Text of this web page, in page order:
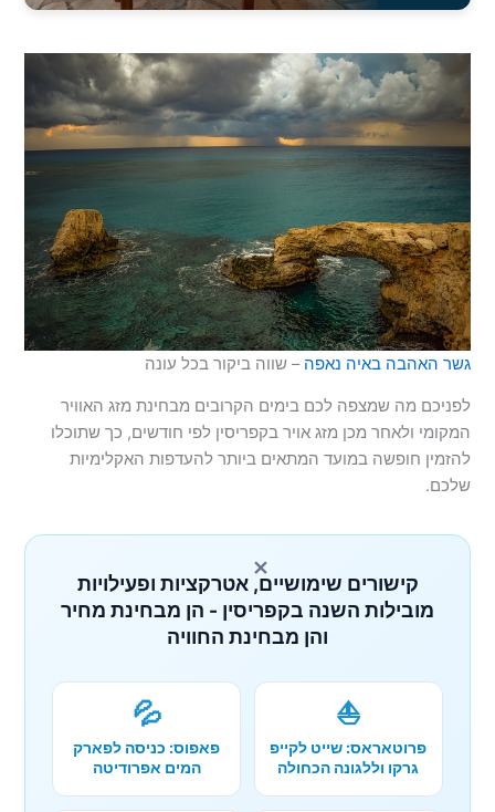
גשר האהבה באיה נאפה – שווה ביקור בכל עונה
לפניכם מה שמצפה לכם בימים הקרובים מבחינת מזג האוויר
המקומי ולאחר מכן מזג אויר בקפריסין לפי חודשים, כך שתוכלו
להזמין חופשה במועד המתאים ביותר להעדפות האקלימיות
שלכם.
×
קישורים שימושיים, אטרקציות ופעילויות
מובילות השנה בקפריסין - הן מבחינת מחיר
והן מבחינת החוויה
⛵
פרוטאראס: שייט לקייפ
גרקו וללגונה הכחולה
💦
פאפוס: כניסה לפארק
המים אפרודיטה